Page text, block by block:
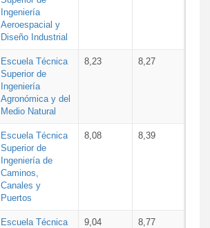
Ingeniería
Aeroespacial y
Diseño Industrial
Escuela Técnica
Superior de
Ingeniería
Agronómica y del
Medio Natural
8,23 8,27
Escuela Técnica
Superior de
Ingeniería de
Caminos,
Canales y
Puertos
8,08 8,39
Escuela Técnica
9,04 8,77